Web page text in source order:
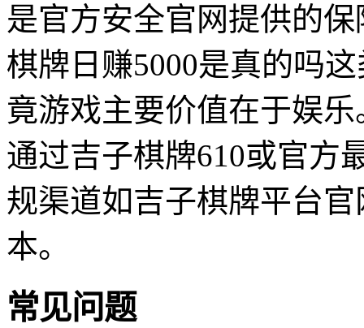
是官方安全官网提供的
棋牌日赚5000是真的吗
竟游戏主要价值在于娱
通过吉子棋牌610或官方
规渠道如吉子棋牌平台
本。
常见问题